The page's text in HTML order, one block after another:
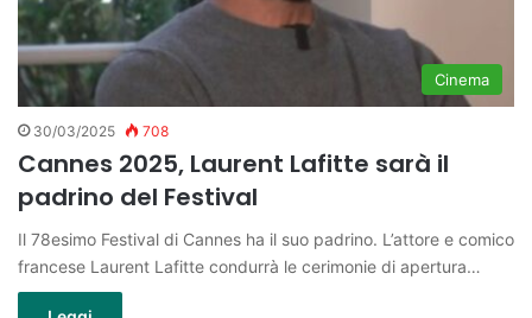
Cinema
30/03/2025 708
Cannes 2025, Laurent Lafitte sarà il
padrino del Festival
Il 78esimo Festival di Cannes ha il suo padrino. L’attore e comico
francese Laurent Lafitte condurrà le cerimonie di apertura…